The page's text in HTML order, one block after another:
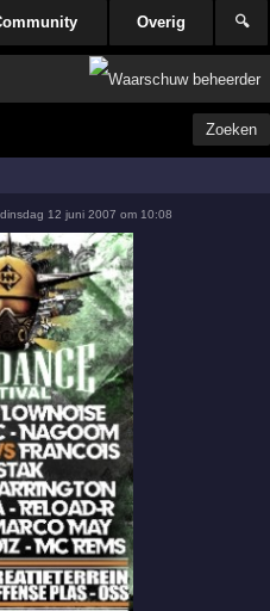
Overig 🔍
Zoeken
dinsdag 12 juni 2007 om 10:08